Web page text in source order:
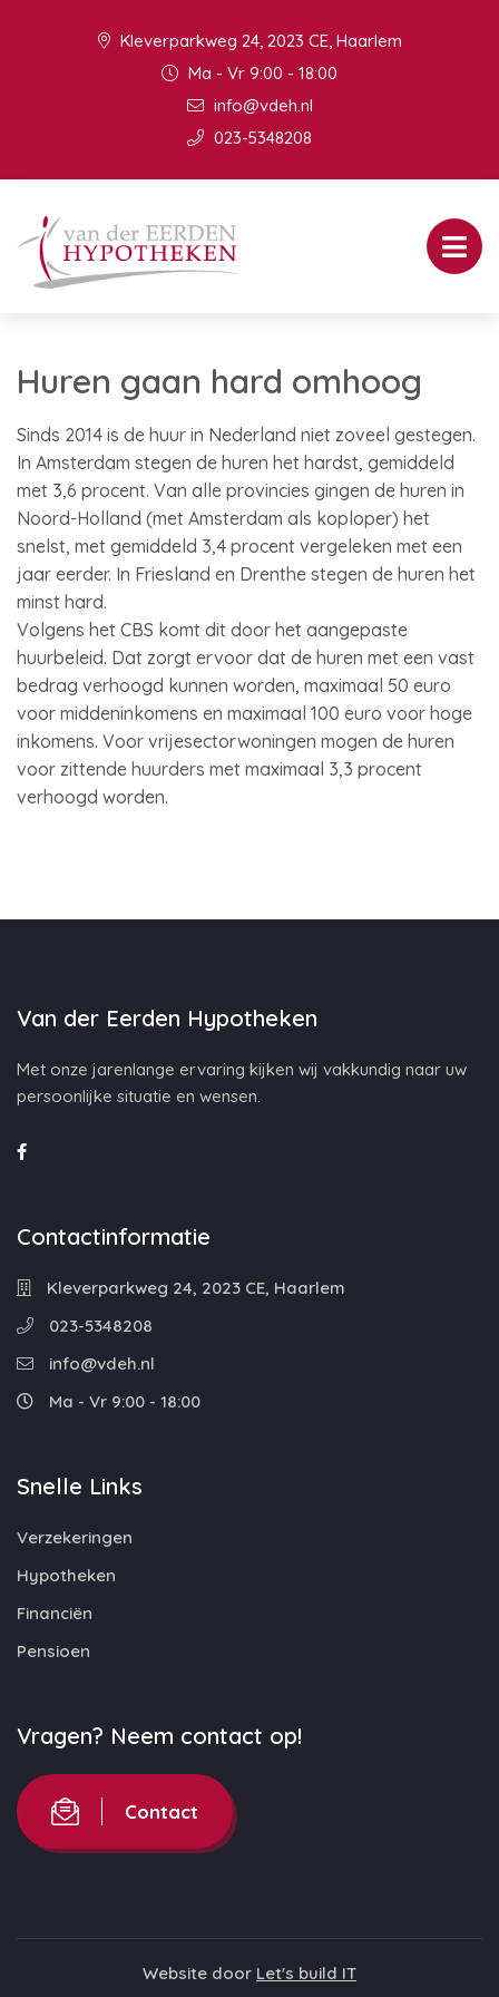
Kleverparkweg 24, 2023 CE, Haarlem
Ma - Vr 9:00 - 18:00
info@vdeh.nl
023-5348208
Huren gaan hard omhoog
Sinds 2014 is de huur in Nederland niet zoveel gestegen.
In Amsterdam stegen de huren het hardst, gemiddeld
met 3,6 procent. Van alle provincies gingen de huren in
Noord-Holland (met Amsterdam als koploper) het
snelst, met gemiddeld 3,4 procent vergeleken met een
jaar eerder. In Friesland en Drenthe stegen de huren het
minst hard.
Volgens het CBS komt dit door het aangepaste
huurbeleid. Dat zorgt ervoor dat de huren met een vast
bedrag verhoogd kunnen worden, maximaal 50 euro
voor middeninkomens en maximaal 100 euro voor hoge
inkomens. Voor vrijesectorwoningen mogen de huren
voor zittende huurders met maximaal 3,3 procent
verhoogd worden.
Van der Eerden Hypotheken
Met onze jarenlange ervaring kijken wij vakkundig naar uw
persoonlijke situatie en wensen.
Contactinformatie
Kleverparkweg 24, 2023 CE, Haarlem
023-5348208
info@vdeh.nl
Ma - Vr 9:00 - 18:00
Snelle Links
Verzekeringen
Hypotheken
Financiën
Pensioen
Vragen? Neem contact op!
Contact
Website door Let's build IT